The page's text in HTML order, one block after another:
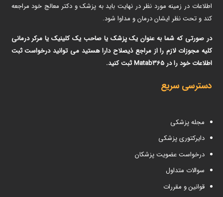
اطلاعات در زمینه مورد نظر در نهایت باید به پزشک و دکتر معالج خود مراجعه
کند و تحت نظر ایشان درمان و مداوا شود.
در صورتی که شما به عنوان یک پزشک یا صاحب یک کلینیک یا مرکر درمانی
کلیه مجوزات لازم را از مراجع ذیصلاح دارا هستید می توانید درخواست ثبت
اطلاعات خود را در Matab365 ثبت کنید.
دسترسی سریع
مجله پزشکی
دایرکتوری پزشکی
درخواست عضویت پزشکان
سوالات متداول
قوانین و مقررات